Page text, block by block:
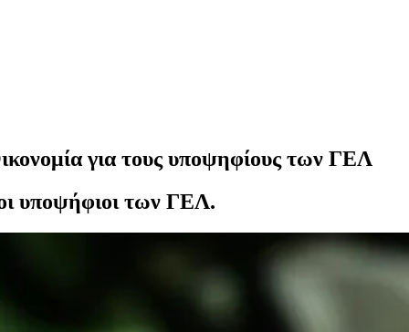
για τους υποψηφίους των ΓΕΛ
υποψήφιοι των ΓΕΛ.